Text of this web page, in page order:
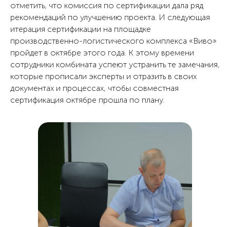
отметить, что комиссия по сертификации дала ряд
рекомендаций по улучшению проекта. И следующая
итерация сертификации на площадке
производственно-логистического комплекса «Виво»
пройдет в октябре этого года. К этому времени
сотрудники комбината успеют устранить те замечания,
которые прописали эксперты и отразить в своих
документах и процессах, чтобы совместная
сертификация октябре прошла по плану.